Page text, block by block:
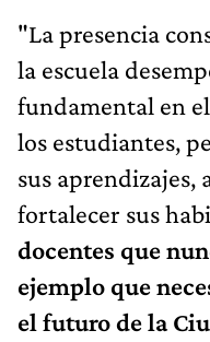
"La presencia
la escuela
fundamental en
los estudiantes,
sus
fortalecer sus
docentes que
ejemplo que
el futuro de la